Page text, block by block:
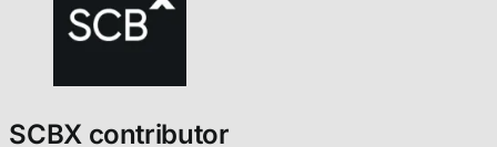
SCBX contributor